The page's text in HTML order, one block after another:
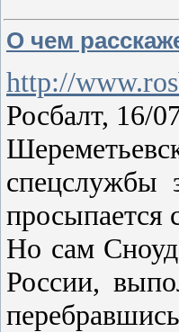
О чем
http://
Росбалт, 16/
спецслужбы
просыпается
Но сам
России,